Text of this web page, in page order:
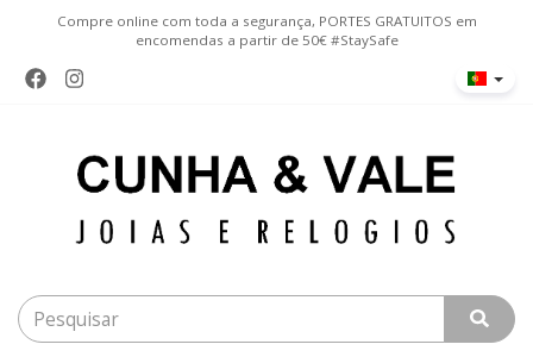
Compre online com toda a segurança, PORTES GRATUITOS em
encomendas a partir de 50€ #StaySafe